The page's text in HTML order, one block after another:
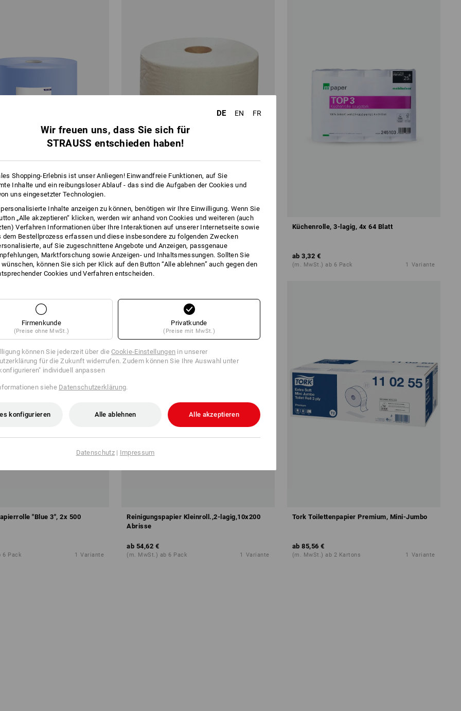
"Blue 3", 1000 Abrisse
6 Rollen 1 Variante
Reinigungspapierrolle, 2-lagig, 1000 Abrisse
ab 17,24 €
(m. MwSt.) ab 6 Rollen 1 Variante
Küchenrolle, 3-lagig, 4x 64 Blatt
ab 3,32 €
(m. MwSt.) ab 6 Pack 1 Variante
"Blue 3", 2x 500
6 Pack 1 Variante
Reinigungspapier Kleinroll.,2-lagig,10x200
Abrisse
ab 54,62 €
(m. MwSt.) ab 6 Pack 1 Variante
Tork Toilettenpapier Premium, Mini-Jumbo
ab 85,56 €
(m. MwSt.) ab 2 Kartons 1 Variante
DE EN FR
Wir freuen uns, dass Sie sich für
STRAUSS entschieden haben!
Shopping-Erlebnis ist unser Anliegen! Einwandfreie Funktionen, auf Sie
Inhalte und ein reibungsloser Ablauf - das sind die Aufgaben der Cookies und
uns eingesetzter Technologien.
Inhalte anzeigen zu können, benötigen wir Ihre Einwilligung. Wenn Sie
„Alle akzeptieren“ klicken, werden wir anhand von Cookies und weiteren (auch
Verfahren Informationen über Ihre Interaktionen auf unserer Internetseite sowie
dem Bestellprozess erfassen und diese insbesondere zu folgenden Zwecken
auf Sie zugeschnittene Angebote und Anzeigen, passgenaue
Marktforschung sowie Anzeigen- und Inhaltsmessungen. Sollten Sie
können Sie sich per Klick auf den Button “Alle ablehnen” auch gegen den
Cookies und Verfahren entscheiden.
Firmenkunde
(Preise ohne MwSt.)
Privatkunde
(Preise mit MwSt.)
können Sie jederzeit über dieCookie-Einstellungen in unserer
für die Zukunft widerrufen. Zudem können Sie Ihre Auswahl unter
individuell anpassen
siehe Datenschutzerklärung.
konfigurieren Alle ablehnen Alle akzeptieren
Datenschutz| Impressum